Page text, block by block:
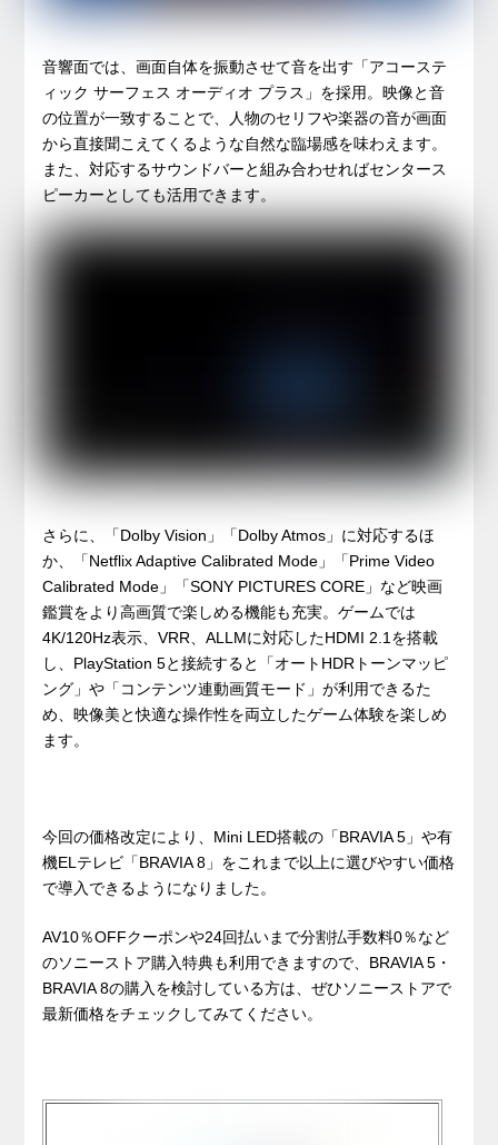
音響面では、画面自体を振動させて音を出す「アコーステ
ィック サーフェス オーディオ プラス」を採用。映像と音
の位置が一致することで、人物のセリフや楽器の音が画面
から直接聞こえてくるような自然な臨場感を味わえます。
また、対応するサウンドバーと組み合わせればセンタース
ピーカーとしても活用できます。
さらに、「Dolby Vision」「Dolby Atmos」に対応するほ
か、「Netflix Adaptive Calibrated Mode」「Prime Video
Calibrated Mode」「SONY PICTURES CORE」など映画
鑑賞をより高画質で楽しめる機能も充実。ゲームでは
4K/120Hz表示、VRR、ALLMに対応したHDMI 2.1を搭載
し、PlayStation 5と接続すると「オートHDRトーンマッピ
ング」や「コンテンツ連動画質モード」が利用できるた
め、映像美と快適な操作性を両立したゲーム体験を楽しめ
ます。
今回の価格改定により、Mini LED搭載の「BRAVIA 5」や有
機ELテレビ「BRAVIA 8」をこれまで以上に選びやすい価格
で導入できるようになりました。
AV10％OFFクーポンや24回払いまで分割払手数料0％など
のソニーストア購入特典も利用できますので、BRAVIA 5・
BRAVIA 8の購入を検討している方は、ぜひソニーストアで
最新価格をチェックしてみてください。